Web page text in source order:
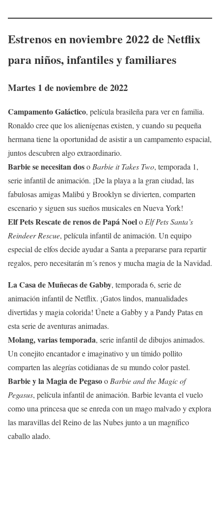
Estrenos ennoviembre 2022 de Netflix
para niños, infantiles y familiares
Martes 1 de noviembrede 2022
Campamento Galáctico, película brasileña para ver en familia.
Ronaldo cree que los alienígenas existen, y cuando su pequeña
hermana tiene la oportunidad de asistir a un campamento espacial,
juntos descubren algo extraordinario.
Barbie se necesitan doso Barbie it Takes Two, temporada 1,
serie infantil de animación. ¡De la playa a la gran ciudad, las
fabulosas amigas Malibú y Brooklyn se divierten, comparten
escenario y siguen sus sueños musicales en Nueva York!
Elf Pets Rescate de renos de Papá Noelo Elf Pets Santa’s
Reindeer Rescue, película infantil de animación. Un equipo
especial de elfos decide ayudar a Santa a prepararse para repartir
regalos, pero necesitarán m´s renos y mucha magia de la Navidad.
La Casa de Muñecas de Gabby, temporada 6, serie de
animación infantil de Netflix. ¡Gatos lindos, manualidades
divertidas y magia colorida! Únete a Gabby y a Pandy Patas en
esta serie de aventuras animadas.
Molang, varias temporada, serie infantil de dibujos animados.
Un conejito encantador e imaginativo y un tímido pollito
comparten las alegrías cotidianas de su mundo color pastel.
Barbie y la Magia de Pegasoo Barbie and the Magic of
Pegasus, película infantil de animación. Barbie levanta el vuelo
como una princesa que se enreda con un mago malvado y explora
las maravillas del Reino de las Nubes junto a un magnífico
caballo alado.